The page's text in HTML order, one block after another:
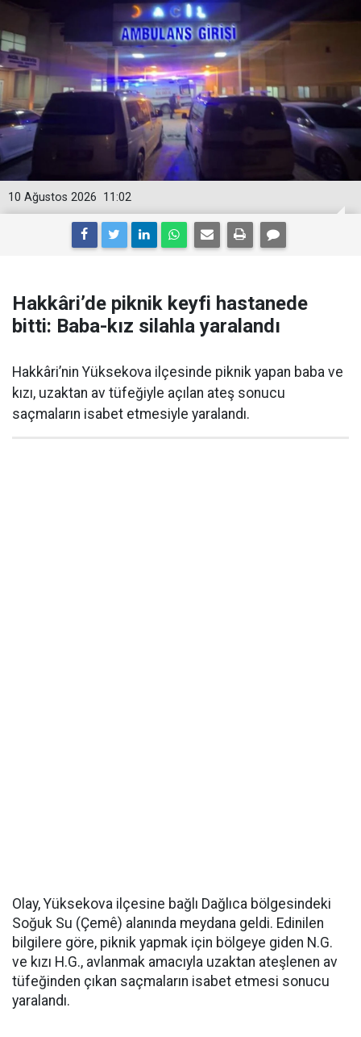
11:02
10 Ağustos 2026
Hakkâri’de piknik keyfi hastanede
bitti: Baba-kız silahla yaralandı
Hakkâri’nin Yüksekova ilçesinde piknik yapan baba ve
kızı, uzaktan av tüfeğiyle açılan ateş sonucu
saçmaların isabet etmesiyle yaralandı.
Olay, Yüksekova ilçesine bağlı Dağlıca bölgesindeki
Soğuk Su (Çemê) alanında meydana geldi. Edinilen
bilgilere göre, piknik yapmak için bölgeye giden N.G.
ve kızı H.G., avlanmak amacıyla uzaktan ateşlenen av
tüfeğinden çıkan saçmaların isabet etmesi sonucu
yaralandı.